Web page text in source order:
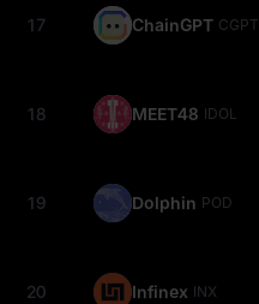
17 ChainGPT CGPT
18 MEET48 IDOL
19 Dolphin POD
20 Infinex INX